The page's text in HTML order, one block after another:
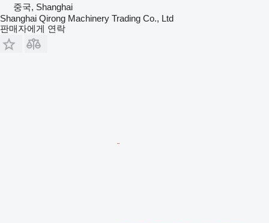
중국, Shanghai
Shanghai Qirong Machinery Trading Co., Ltd
판매자에게 연락